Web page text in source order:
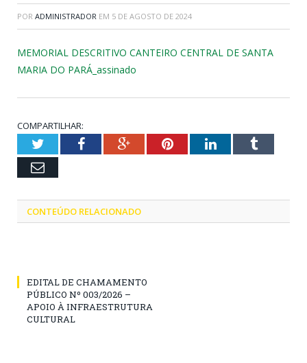
POR ADMINISTRADOR EM 5 DE AGOSTO DE 2024
MEMORIAL DESCRITIVO CANTEIRO CENTRAL DE SANTA
MARIA DO PARÁ_assinado
COMPARTILHAR:
TwitterFacebookGoogle+PinterestLinkedInTumblr
Email
CONTEÚDO RELACIONADO
EDITAL DE CHAMAMENTO
PÚBLICO Nº 003/2026 –
APOIO À INFRAESTRUTURA
CULTURAL